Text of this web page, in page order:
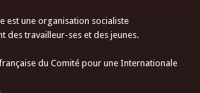
est une organisation socialiste
des travailleur-ses et des jeunes.
du Comité pour une Internationale